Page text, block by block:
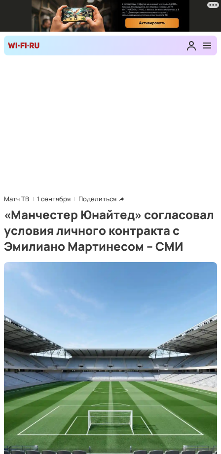
Матч ТВ 1 сентября Поделиться
«Манчестер Юнайтед» согласовал
условия личного контракта с
Эмилиано Мартинесом -- СМИ